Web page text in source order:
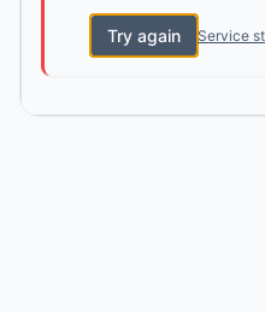
Try again Service